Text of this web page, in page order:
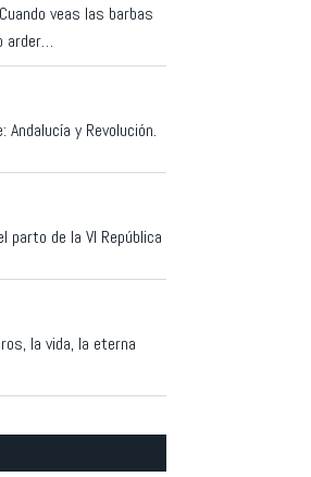
veas las barbas
arder…
Andalucía y Revolución.
parto de la VI República
la vida, la eterna